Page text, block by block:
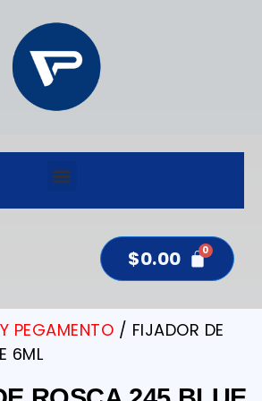
$0.00
PEGAMENTO / FIJADOR DE
6ML